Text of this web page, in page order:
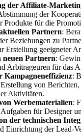
der Affiliate-
der
Produkte für die
Partnern:
Beziehungen zu
Erstellung geeigneter
neuen Partnern:
Arbitrageuren für das
Kampagneneffizienz:
von
Aktivitäten.
Werbematerialien:
für Designer
der technischen
Einrichtung der Lead-